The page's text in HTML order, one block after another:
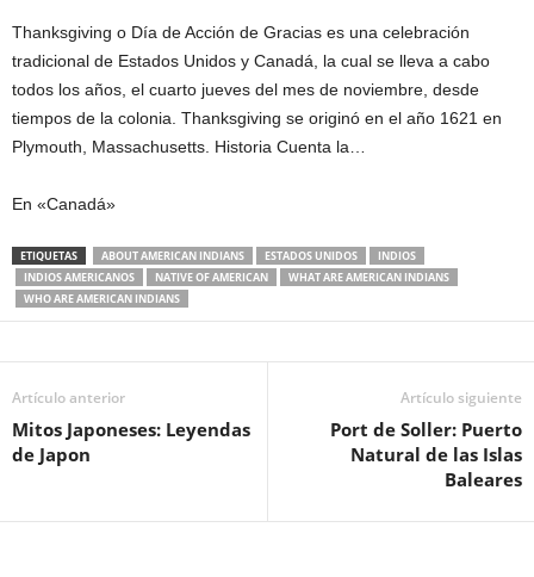
Thanksgiving o Día de Acción de Gracias es una celebración
tradicional de Estados Unidos y Canadá, la cual se lleva a cabo
todos los años, el cuarto jueves del mes de noviembre, desde
tiempos de la colonia. Thanksgiving se originó en el año 1621 en
Plymouth, Massachusetts. Historia Cuenta la…
En «Canadá»
ETIQUETAS ABOUT AMERICAN INDIANS ESTADOS UNIDOS
INDIOS
INDIOS AMERICANOS
NATIVE OF AMERICAN
WHAT ARE AMERICAN INDIANS
WHO ARE AMERICAN INDIANS
Artículo anterior
Mitos Japoneses: Leyendas
de Japon
Artículo siguiente
Port de Soller: Puerto
Natural de las Islas
Baleares